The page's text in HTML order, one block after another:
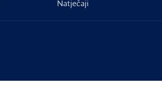
Natječaji